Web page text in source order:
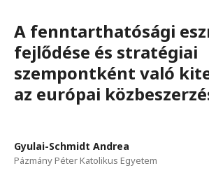
A fenntarthatósági
fejlődése és stratégiai
szempontként való
az európai
Gyulai-Schmidt Andrea
Pázmány Péter Katolikus Egyetem